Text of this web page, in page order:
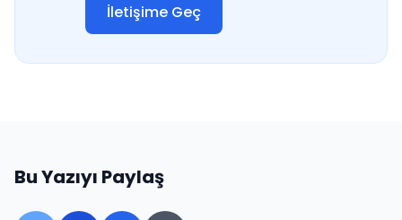
İletişime Geç
Bu Yazıyı Paylaş